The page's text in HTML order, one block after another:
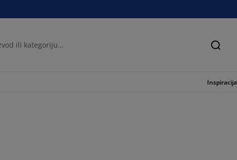
Traži
Inspiracija